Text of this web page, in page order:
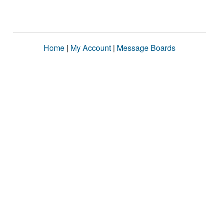
Home | My Account | Message Boards